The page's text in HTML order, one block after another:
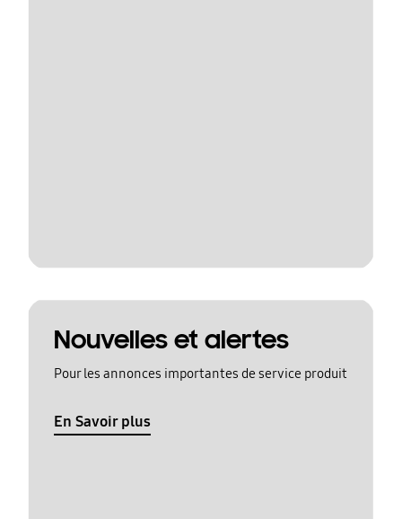
Nouvelles et alertes
Pour les annonces importantes de service produit
En Savoir plus